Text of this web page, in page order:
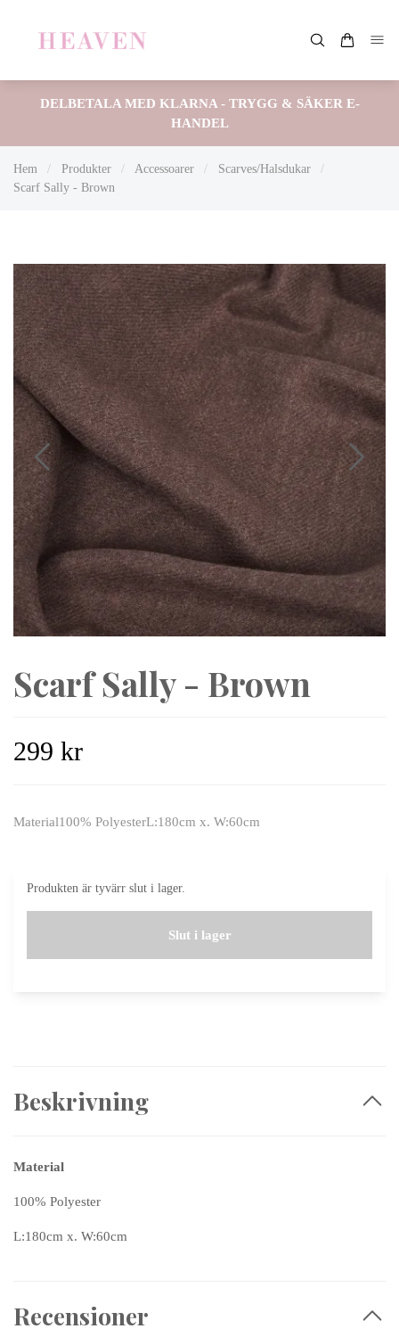
DELBETALA MED KLARNA - TRYGG & SÄKER E-
HANDEL
Hem / Produkter / Accessoarer / Scarves/Halsdukar
/
Scarf Sally - Brown
Scarf Sally - Brown
299 kr
Material100% PolyesterL:180cm x. W:60cm
Produkten är tyvärr slut i lager.
Slut i lager
Beskrivning
Material
100% Polyester
L:180cm x. W:60cm
Recensioner